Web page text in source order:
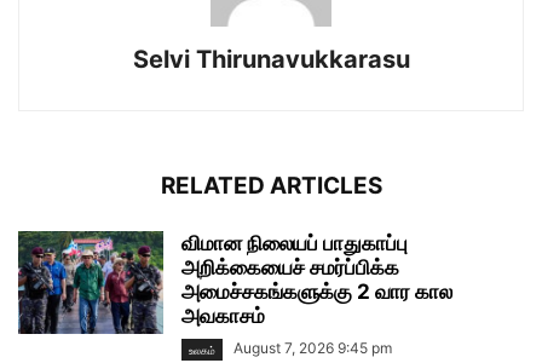
Selvi Thirunavukkarasu
RELATED ARTICLES
விமான நிலையப் பாதுகாப்பு
அறிக்கையைச் சமர்ப்பிக்க
அமைச்சகங்களுக்கு 2 வார கால
அவகாசம்
உலகம் August 7, 2026 9:45 pm